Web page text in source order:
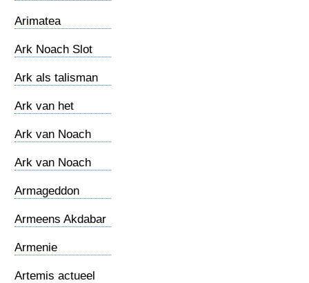
Arimatea
Ark Noach Slot
Ark als talisman
Ark van het
Ark van Noach
Ark van Noach
Armageddon
Armeens Akdabar
Armenie
Artemis actueel